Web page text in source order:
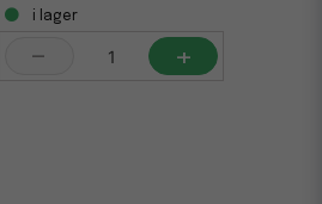
i lager
- +